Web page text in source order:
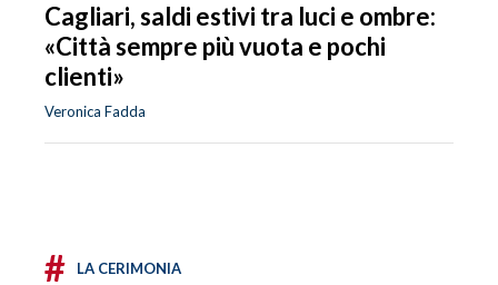
Cagliari, saldi estivi tra luci e ombre:
«Città sempre più vuota e pochi
clienti»
Veronica Fadda
# LA CERIMONIA